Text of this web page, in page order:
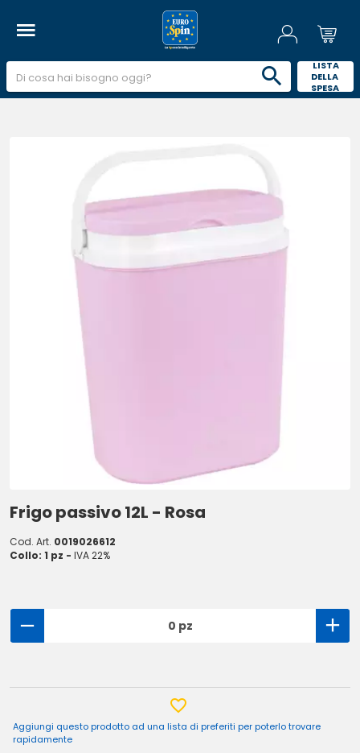
LISTA
DELLA
SPESA
Frigo passivo 12L - Rosa
Cod. Art. 0019026612
Collo: 1 pz - IVA 22%
0 pz
Aggiungi questo prodotto ad una lista di preferiti per poterlo trovare
rapidamente